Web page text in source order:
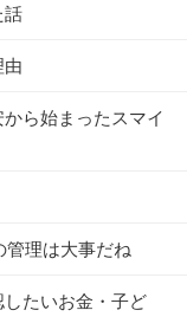
話
由
ら始まったスマイ
理は大事だね
たいお金・子ど